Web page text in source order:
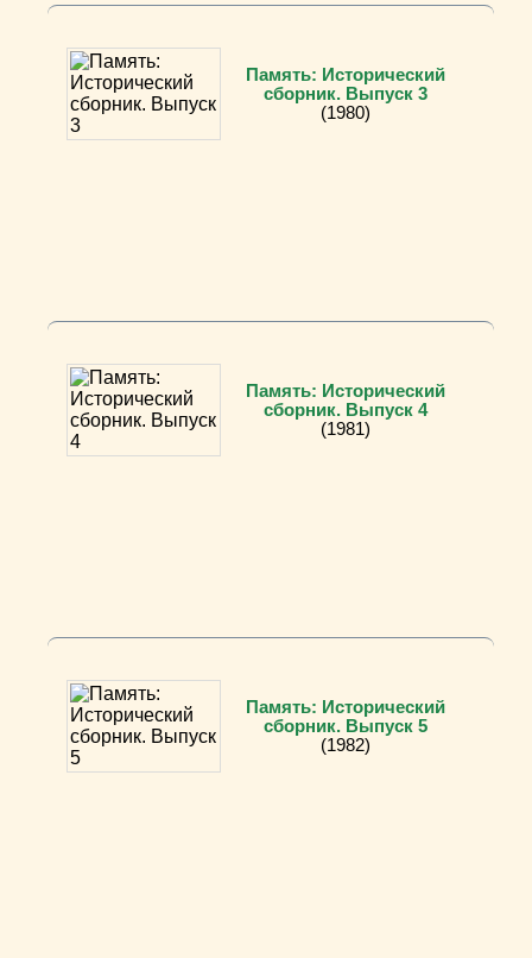
Память: Исторический
сборник. Выпуск 3
(1980)
Память: Исторический
сборник. Выпуск 4
(1981)
Память: Исторический
сборник. Выпуск 5
(1982)